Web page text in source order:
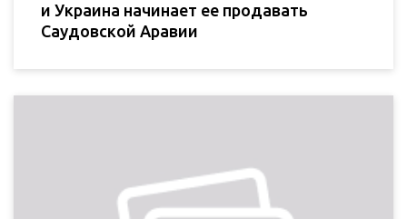
и Украина начинает ее продавать
Саудовской Аравии